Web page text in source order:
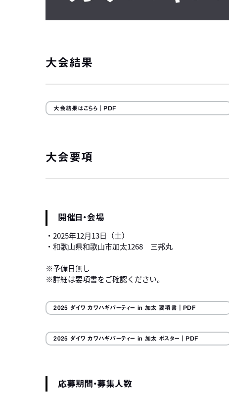
大会結果
大会結果はこちら ｜PDF
大会要項
開催日・会場
・2025年12月13日（土）
・和歌山県和歌山市加太1268 三邦丸
※予備日無し
※詳細は要項書をご確認ください。
2025 ダイワ カワハギパーティー in 加太 要項書 ｜PDF
2025 ダイワ カワハギパーティー in 加太 ポスター ｜PDF
応募期間・募集人数